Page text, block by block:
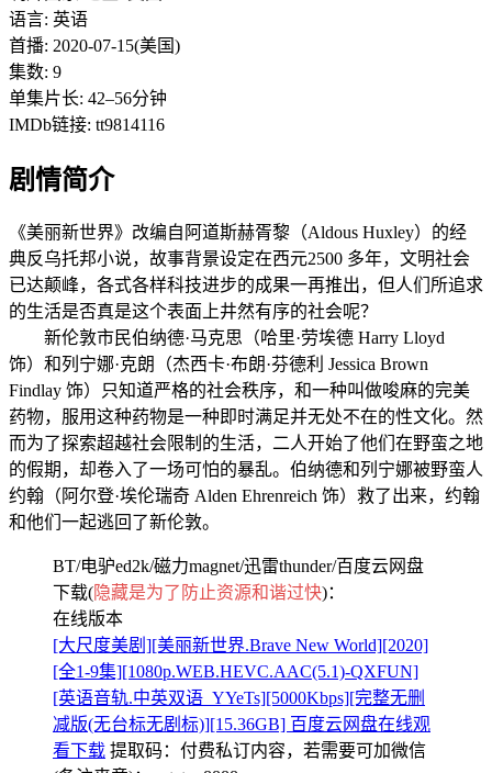
语言: 英语
首播: 2020-07-15(美国)
集数: 9
单集片长: 42–56分钟
IMDb链接: tt9814116
剧情简介
《美丽新世界》改编自阿道斯赫胥黎（Aldous Huxley）的经
典反乌托邦小说，故事背景设定在西元2500 多年，文明社会
已达颠峰，各式各样科技进步的成果一再推出，但人们所追求
的生活是否真是这个表面上井然有序的社会呢？
新伦敦市民伯纳德·马克思（哈里·劳埃德 Harry Lloyd
饰）和列宁娜·克朗（杰西卡·布朗·芬德利 Jessica Brown
Findlay 饰）只知道严格的社会秩序，和一种叫做唆麻的完美
药物，服用这种药物是一种即时满足并无处不在的性文化。然
而为了探索超越社会限制的生活，二人开始了他们在野蛮之地
的假期，却卷入了一场可怕的暴乱。伯纳德和列宁娜被野蛮人
约翰（阿尔登·埃伦瑞奇 Alden Ehrenreich 饰）救了出来，约翰
和他们一起逃回了新伦敦。
BT/电驴ed2k/磁力magnet/迅雷thunder/百度云网盘
下载(隐藏是为了防止资源和谐过快)：
在线版本
[大尺度美剧][美丽新世界.Brave New World][2020]
[全1-9集][1080p.WEB.HEVC.AAC(5.1)-QXFUN]
[英语音轨.中英双语_YYeTs][5000Kbps][完整无删
减版(无台标无剧标)][15.36GB] 百度云网盘在线观
看下载 提取码： 付费私订内容，若需要可加微信